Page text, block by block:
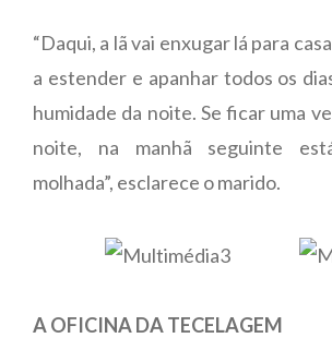
“Daqui, a lã vai enxugar lá para
a estender e apanhar todos os
humidade da noite. Se ficar uma
noite, na manhã seguinte
molhada”, esclarece o marido.
A OFICINA DA TECELAGEM